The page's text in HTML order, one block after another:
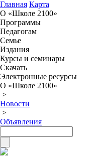
Главная Карта
О «Школе 2100»
Программы
Педагогам
Семье
Издания
Курсы и семинары
Скачать
Электронные ресурсы
О «Школе 2100»
>
Новости
>
Объявления